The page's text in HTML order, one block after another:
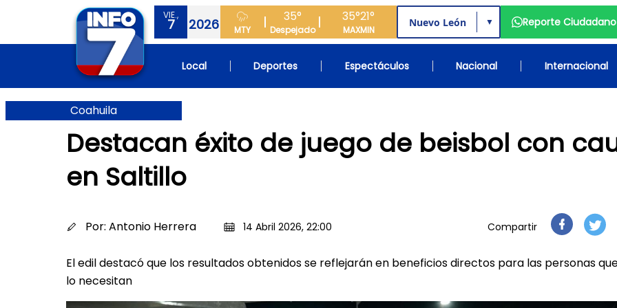
VIE.,
7 2026 MTY
35°
Despejado
35°
MAX
21°
MIN
▼ Reporte Ciudadano
Local Deportes Espectáculos Nacional Internacional
Coahuila
Destacan éxito de juego de beisbol con
en Saltillo
Por: Antonio Herrera 14 Abril 2026, 22:00 Compartir
El edil destacó que los resultados obtenidos se reflejarán en beneficios directos para las personas
lo necesitan